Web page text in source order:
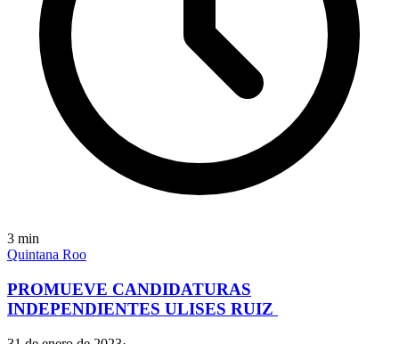
3 min
Quintana Roo
PROMUEVE CANDIDATURAS
INDEPENDIENTES ULISES RUIZ